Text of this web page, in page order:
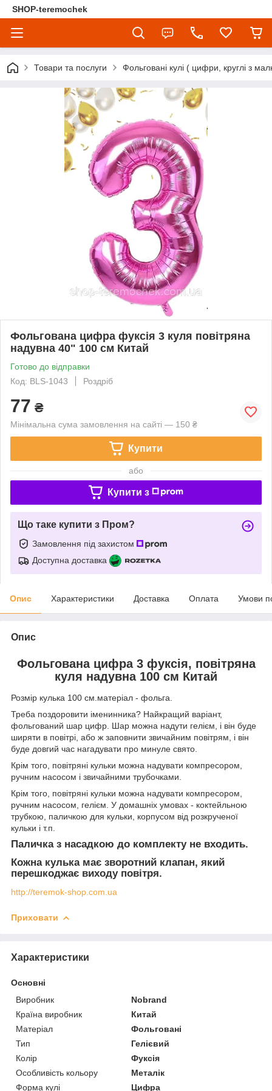
SHOP-teremochek
Товари та послуги Фольговані кулі ( цифри, круглі з
Фольгована цифра фуксія 3 куля повітряна
надувна 40" 100 см Китай
Готово до відправки
Код: BLS-1043
Роздріб
77 ₴
Мінімальна сума замовлення на сайті — 150 ₴
Купити
або
Купити з
Що таке купити з Пром?
Замовлення під захистом
Доступна доставка
Опис Характеристики Доставка Оплата Умови
Опис
Фольгована цифра 3 фуксія, повітряна
куля надувна 100 см Китай
Розмір кулька 100 см.матеріал - фольга.
Треба поздоровити іменинника? Найкращий варіант,
фольгований шар цифр. Шар можна надути гелієм, і він буде
ширяти в повітрі, або ж заповнити звичайним повітрям, і він
буде довгий час нагадувати про минуле свято.
Крім того, повітряні кульки можна надувати компресором,
ручним насосом і звичайними трубочками.
Крім того, повітряні кульки можна надувати компресором,
ручним насосом, гелієм. У домашніх умовах - коктейльною
трубкою, паличкою для кульки, корпусом від розкрученої
кульки і т.п.
Паличка з насадкою до комплекту не входить.
Кожна кулька має зворотний клапан, який
перешкоджає виходу повітря.
http://teremok-shop.com.ua
Приховати
Характеристики
Основні
Виробник
Nobrand
Країна виробник
Китай
Матеріал
Фольговані
Тип
Гелієвий
Колір
Фуксія
Особливість кольору
Металік
Форма кулі
Цифра